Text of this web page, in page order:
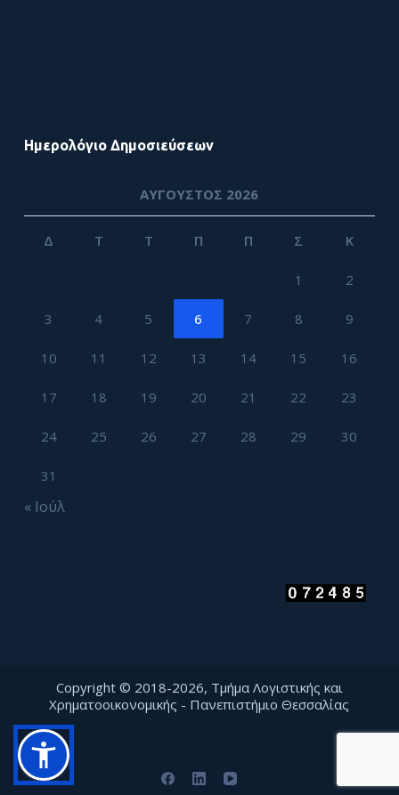
Ημερολόγιο Δημοσιεύσεων
ΑΎΓΟΥΣΤΟΣ 2026
Δ Τ Τ Π Π Σ Κ
1 2
3 4 5 6 7 8 9
10 11 12 13 14 15 16
17 18 19 20 21 22 23
24 25 26 27 28 29 30
31
« Ιούλ
Copyright © 2018-2026, Τμήμα Λογιστικής και
Χρηματοοικονομικής - Πανεπιστήμιο Θεσσαλίας